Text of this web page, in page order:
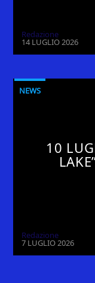
Redazione
14 LUGLIO 2026
NEWS
10
Redazione
7 LUGLIO 2026